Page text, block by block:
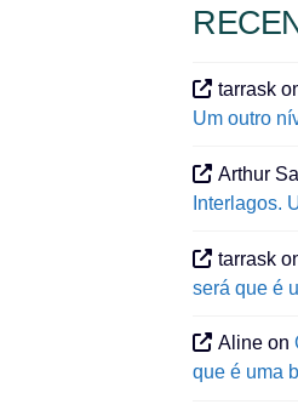
tarrask
Um outro
Arthur
Interlagos.
tarrask
será que é
Aline on
que é uma